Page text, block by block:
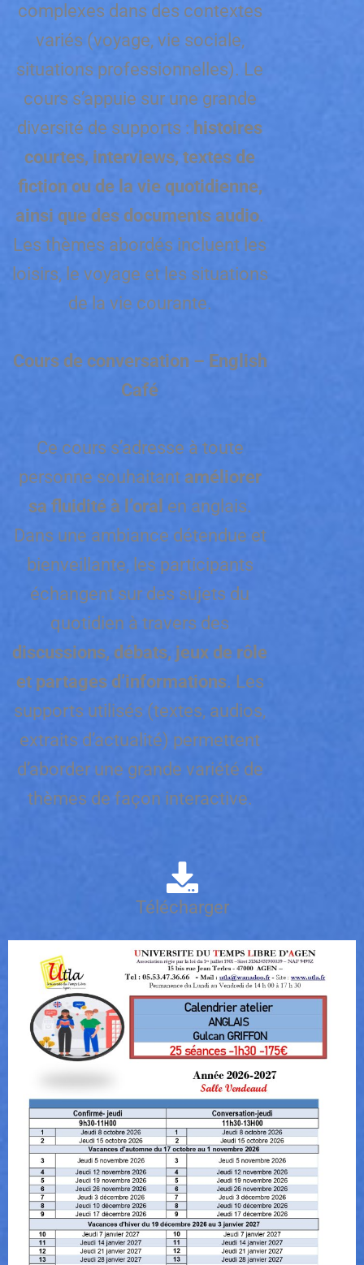
complexes dans des contextes
variés (voyage, vie sociale,
situations professionnelles). Le
cours s’appuie sur une grande
diversité de supports : histoires
courtes, interviews, textes de
fiction ou de la vie quotidienne,
ainsi que des documents audio.
Les thèmes abordés incluent les
loisirs, le voyage et les situations
de la vie courante.
Cours de conversation – English
Café
Ce cours s’adresse à toute
personne souhaitant améliorer
sa fluidité à l’oral en anglais.
Dans une ambiance détendue et
bienveillante, les participants
échangent sur des sujets du
quotidien à travers des
discussions, débats, jeux de rôle
et partages d’informations. Les
supports utilisés (textes, audios,
extraits d’actualité) permettent
d’aborder une grande variété de
thèmes de façon interactive.
Télécharger